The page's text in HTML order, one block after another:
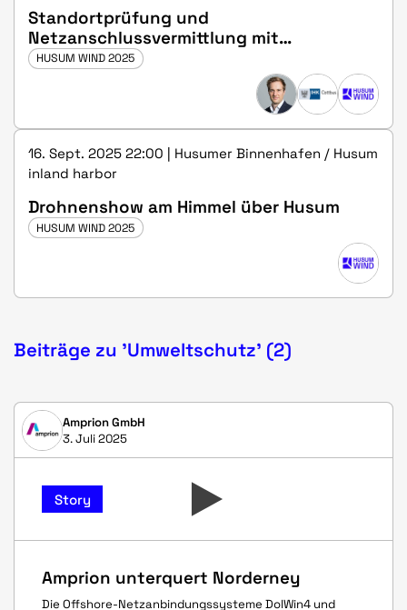
Standortprüfung und
Netzanschlussvermittlung mit
dvlp.energy
HUSUM WIND 2025
16. Sept. 2025 22:00 | Husumer Binnenhafen / Husum
inland harbor
Drohnenshow am Himmel über Husum
HUSUM WIND 2025
Beiträge zu 'Umweltschutz' (2)
Amprion GmbH
3. Juli 2025
Story
Amprion unterquert Norderney
Die Offshore-Netzanbindungssysteme DolWin4 und